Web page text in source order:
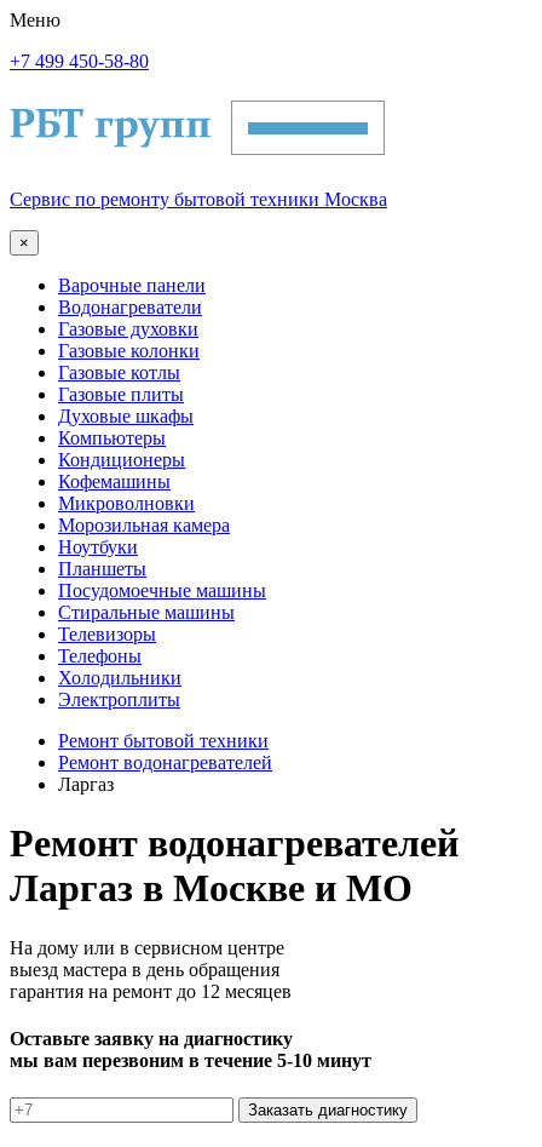
Меню
+7 499 450-58-80
Сервис по ремонту бытовой техники Москва
×
Варочные панели
Водонагреватели
Газовые духовки
Газовые колонки
Газовые котлы
Газовые плиты
Духовые шкафы
Компьютеры
Кондиционеры
Кофемашины
Микроволновки
Морозильная камера
Ноутбуки
Планшеты
Посудомоечные машины
Стиральные машины
Телевизоры
Телефоны
Холодильники
Электроплиты
Ремонт бытовой техники
Ремонт водонагревателей
Ларгаз
Ремонт водонагревателей
Ларгаз в Москве и МО
На дому или в сервисном центре
выезд мастера в день обращения
гарантия на ремонт до 12 месяцев
Оставьте заявку на диагностику
мы вам перезвоним в течение 5-10 минут
Заказать диагностику